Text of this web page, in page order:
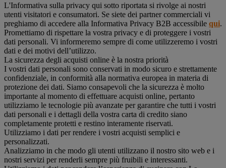
L'Informativa sulla privacy qui sotto riportata si rivolge ai nostri
utenti visitatori e consumatori. Se siete dei partner commerciali vi
preghiamo di accedere alla Informativa Privacy B2B accessibile qui.
Promettiamo di rispettare la vostra privacy e di proteggere i vostri
dati personali. Vi informeremo sempre di come utilizzeremo i vostri
dati e dei motivi dell’utilizzo.
La sicurezza degli acquisti online è la nostra priorità
I vostri dati personali sono conservati in modo sicuro e strettamente
confidenziale, in conformità alla normativa europea in materia di
protezione dei dati. Siamo consapevoli che la sicurezza è molto
importante al momento di effettuare acquisti online, pertanto
utilizziamo le tecnologie più avanzate per garantire che tutti i vostri
dati personali e i dettagli della vostra carta di credito siano
completamente protetti e restino interamente riservati.
Utilizziamo i dati per rendere i vostri acquisti semplici e
personalizzati.
Analizziamo in che modo gli utenti utilizzano il nostro sito web e i
nostri servizi per renderli sempre più fruibili e interessanti.